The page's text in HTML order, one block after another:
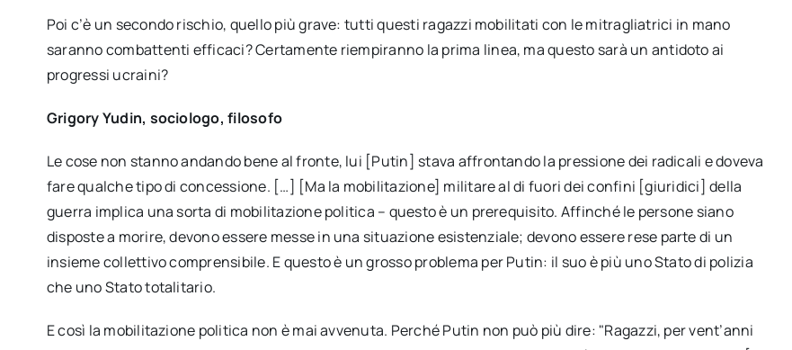
Poi c’è un secondo rischio, quello più grave: tutti questi ragazzi mobilitati con le mitragliatrici in mano
saranno combattenti efficaci? Certamente riempiranno la prima linea, ma questo sarà un antidoto ai
progressi ucraini?
Grigory Yudin, sociologo, filosofo
Le cose non stanno andando bene al fronte, lui [Putin] stava affrontando la pressione dei radicali e doveva
fare qualche tipo di concessione. […] [Ma la mobilitazione] militare al di fuori dei confini [giuridici] della
guerra implica una sorta di mobilitazione politica – questo è un prerequisito. Affinché le persone siano
disposte a morire, devono essere messe in una situazione esistenziale; devono essere rese parte di un
insieme collettivo comprensibile. E questo è un grosso problema per Putin: il suo è più uno Stato di polizia
che uno Stato totalitario.
E così la mobilitazione politica non è mai avvenuta. Perché Putin non può più dire: "Ragazzi, per vent’anni